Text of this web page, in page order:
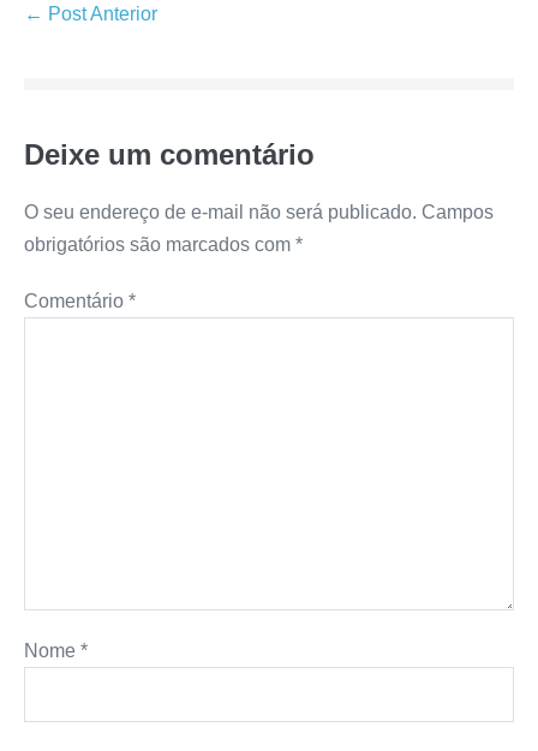
← Post Anterior
Deixe um comentário
O seu endereço de e-mail não será publicado. Campos
obrigatórios são marcados com *
Comentário *
Nome *